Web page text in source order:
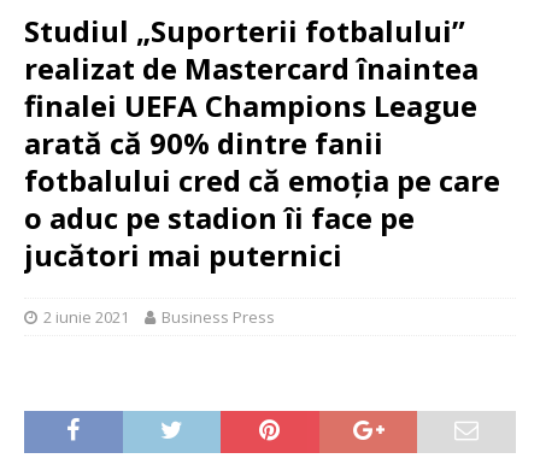
Studiul „Suporterii fotbalului”
realizat de Mastercard înaintea
finalei UEFA Champions League
arată că 90% dintre fanii
fotbalului cred că emoția pe care
o aduc pe stadion îi face pe
jucători mai puternici
2 iunie 2021 Business Press